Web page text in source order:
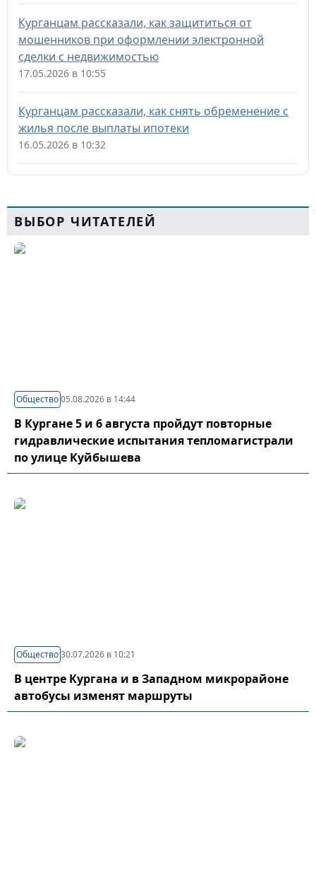
Курганцам рассказали, как защититься от
мошенников при оформлении электронной
сделки с недвижимостью
17.05.2026 в 10:55
Курганцам рассказали, как снять обременение с
жилья после выплаты ипотеки
16.05.2026 в 10:32
ВЫБОР ЧИТАТЕЛЕЙ
Общество05.08.2026 в 14:44
В Кургане 5 и 6 августа пройдут повторные
гидравлические испытания тепломагистрали
по улице Куйбышева
Общество30.07.2026 в 10:21
В центре Кургана и в Западном микрорайоне
автобусы изменят маршруты